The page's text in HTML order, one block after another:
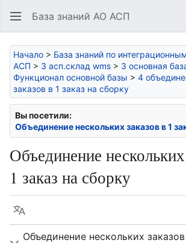
База знаний АО АСП
Начало > База знаний по
АСП > 3 асп.склад wms > 3 основная
Функционал основной базы > 4
заказов в 1 заказ на сборку
Вы посетили:
Объединение нескольких заказов в 1
Объединение
1 заказ на сборку
Язык
Объединение нескольких